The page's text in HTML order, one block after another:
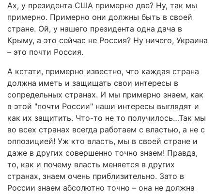
Ах, у президента США примерно две? Ну, так мы
примерно. Примерно они должны быть в своей
стране. Ой, у нашего президента одна дача в
Крыму, а это сейчас не Россия? Ну ничего, Украина
– это почти Россия.
А кстати, примерно известно, что каждая страна
должна иметь и защищать свои интересы в
сопредельных странах. И мы примерно знаем, как
в этой "почти России" наши интересы выглядят и
как их защитить. Что-то не то получилось…Так мы
во всех странах всегда работаем с властью, а не с
оппозицией! Уж кто власть, мы в своей стране и
даже в других совершенно точно знаем! Правда,
то, как и почему власть меняется в других
странах, знаем очень приблизительно. Зато в
России знаем абсолютно точно – она не должна